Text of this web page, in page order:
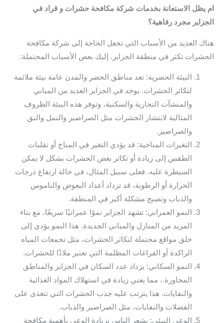
ام يظل الاستعانة بخدمات شركة مكافحة حشرات و قراد في
الجزاير مجرد رفاهية؟
هناك العديد من الأسباب التي تجعل الحاجة إلى شركة مكافحة
الحشرات تكثر في منطقة الجزاير. إليك بعض الأسباب المحتملة:
البيئة الحضرية: تعد مناطق الحضر والمدن عامة بيئة ملائمة
لتكاثر الحشرات. يوجد في الجزاير العديد من المباني
والمنشآت التجارية والسكنية، وتوفر هذه البيئة الظروف
المثالية لانتشار الحشرات مثل الصراصير والنمل والبق
والصراصير.
التغيرات المناخية: قد يؤدي التغير في المناخ أو تقلبات
الطقس إلى زيادة أو تكاثر بعض الحشرات بشكل لا يمكن
السيطرة عليه. فعلى سبيل المثال، في حالة ارتفاع درجات
الحرارة أو الرطوبة، قد تزداد أعداد البعوض والناموس
والذباب وتصبح مشكلة أكبر في المنطقة.
النمو العمراني: تشهد الجزاير نموًا عمرانيًا سريعًا، مع بناء
المزيد من المنازل والمباني الجديدة. هذا النمو يؤدي إلى
خلق مواقع محتملة لتكاثر الحشرات، مثل تجمعات المياه
الراكدة أو الفراغات المظلمة التي تعتبر ملاذًا للحشرات.
النمو السكاني: يزداد عدد السكان في الجزاير والمناطق
المجاورة ، مما يعني زيادة في استهلاك المواد الغذائية
والنفايات. هذا يترتب عليه جذب الحشرات التي تتغذى على
الفضلات والنفايات، مثل الصراصير والذباب.
الوعي البيئي: يشعر الناس بزيادة الوعي بأهمية مكافحة